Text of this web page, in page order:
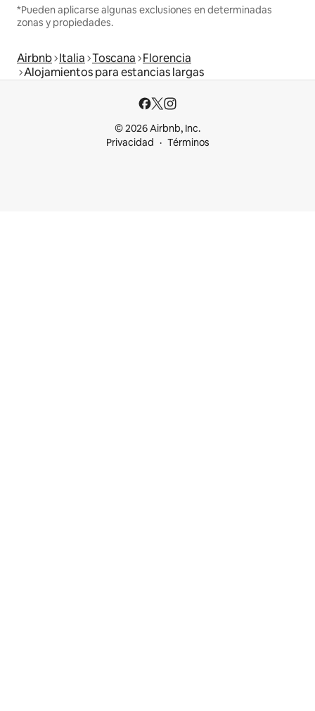
*Pueden aplicarse algunas exclusiones en determinadas
zonas y propiedades.
Airbnb Italia Toscana Florencia
Alojamientos para estancias largas
© 2026 Airbnb, Inc.
Privacidad
Términos